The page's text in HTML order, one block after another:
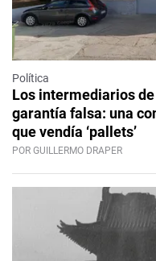
Política
Los intermediarios
garantía falsa: una
que vendía ‘pallets’
POR GUILLERMO DRAPER